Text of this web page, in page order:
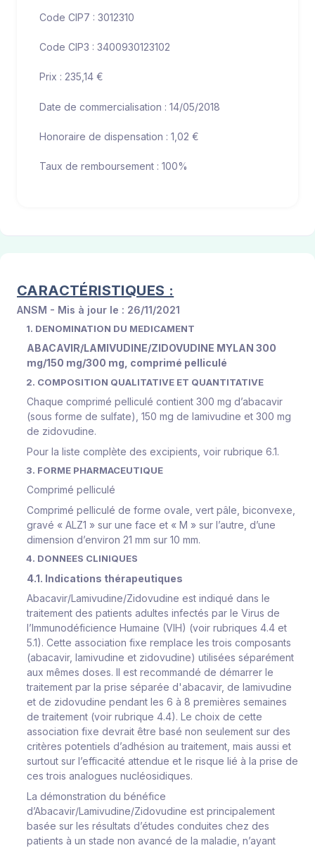
Code CIP7 : 3012310
Code CIP3 : 3400930123102
Prix : 235,14 €
Date de commercialisation : 14/05/2018
Honoraire de dispensation : 1,02 €
Taux de remboursement : 100%
CARACTÉRISTIQUES :
ANSM - Mis à jour le : 26/11/2021
1. DENOMINATION DU MEDICAMENT
ABACAVIR/LAMIVUDINE/ZIDOVUDINE MYLAN 300
mg/150 mg/300 mg, comprimé pelliculé
2. COMPOSITION QUALITATIVE ET QUANTITATIVE
Chaque comprimé pelliculé contient 300 mg d’abacavir
(sous forme de sulfate), 150 mg de lamivudine et 300 mg
de zidovudine.
Pour la liste complète des excipients, voir rubrique 6.1.
3. FORME PHARMACEUTIQUE
Comprimé pelliculé
Comprimé pelliculé de forme ovale, vert pâle, biconvexe,
gravé « ALZ1 » sur une face et « M » sur l’autre, d’une
dimension d’environ 21 mm sur 10 mm.
4. DONNEES CLINIQUES
4.1. Indications thérapeutiques
Abacavir/Lamivudine/Zidovudine est indiqué dans le
traitement des patients adultes infectés par le Virus de
l’Immunodéficience Humaine (VIH) (voir rubriques 4.4 et
5.1). Cette association fixe remplace les trois composants
(abacavir, lamivudine et zidovudine) utilisées séparément
aux mêmes doses. Il est recommandé de démarrer le
traitement par la prise séparée d'abacavir, de lamivudine
et de zidovudine pendant les 6 à 8 premières semaines
de traitement (voir rubrique 4.4). Le choix de cette
association fixe devrait être basé non seulement sur des
critères potentiels d’adhésion au traitement, mais aussi et
surtout sur l’efficacité attendue et le risque lié à la prise de
ces trois analogues nucléosidiques.
La démonstration du bénéfice
d’Abacavir/Lamivudine/Zidovudine est principalement
basée sur les résultats d’études conduites chez des
patients à un stade non avancé de la maladie, n’ayant